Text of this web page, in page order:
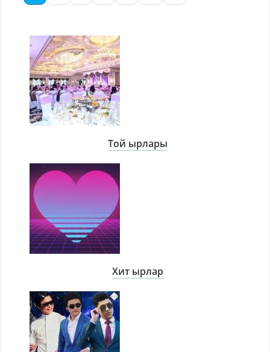
Той ырлары
Хит ырлар